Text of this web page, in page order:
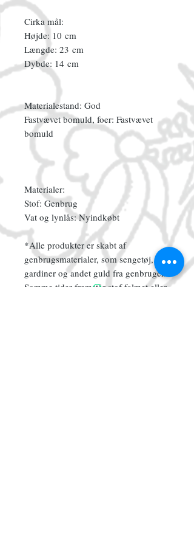
Cirka mål:
Højde: 10 cm
Længde: 23 cm
Dybde: 14 cm
Materialestand: God
Fastvævet bomuld, foer: Fastvævet
bomuld
Materialer:
Stof: Genbrug
Vat og lynlås: Nyindkøbt
*Alle produkter er skabt af
genbrugsmaterialer, som sengetøj,
gardiner og andet guld fra genbrugen.
Somme tider fremstår stof falmet eller